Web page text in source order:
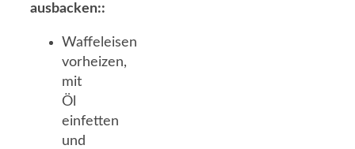
ausbacken::
Waffeleisen
vorheizen,
mit
Öl
einfetten
und